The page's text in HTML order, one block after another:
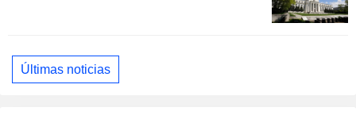
Últimas noticias